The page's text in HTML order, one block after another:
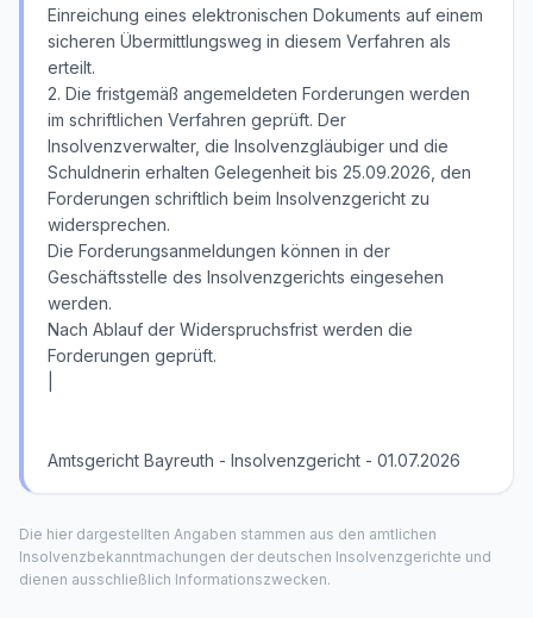
Einreichung eines elektronischen Dokuments auf einem
sicheren Übermittlungsweg in diesem Verfahren als
erteilt.
2. Die fristgemäß angemeldeten Forderungen werden
im schriftlichen Verfahren geprüft. Der
Insolvenzverwalter, die Insolvenzgläubiger und die
Schuldnerin erhalten Gelegenheit bis 25.09.2026, den
Forderungen schriftlich beim Insolvenzgericht zu
widersprechen.
Die Forderungsanmeldungen können in der
Geschäftsstelle des Insolvenzgerichts eingesehen
werden.
Nach Ablauf der Widerspruchsfrist werden die
Forderungen geprüft.
Amtsgericht Bayreuth - Insolvenzgericht - 01.07.2026
Die hier dargestellten Angaben stammen aus den amtlichen
Insolvenzbekanntmachungen der deutschen Insolvenzgerichte und
dienen ausschließlich Informationszwecken.